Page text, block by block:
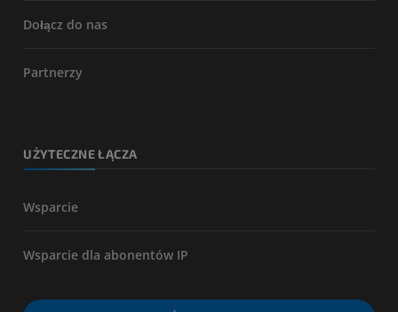
Dołącz do nas
Partnerzy
UŻYTECZNE ŁĄCZA
Wsparcie
Wsparcie dla abonentów IP